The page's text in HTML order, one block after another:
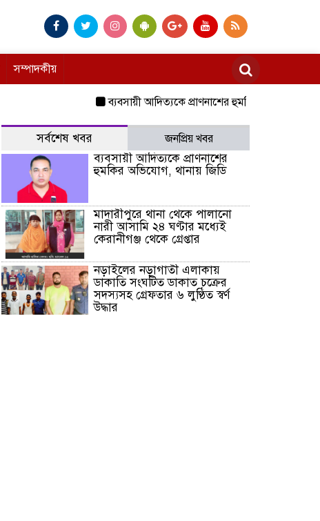
সম্পাদকীয়
ব্যবসায়ী আদিত্যকে প্রাণনাশের হুমকির অভিযোগ, থানায়
সর্বশেষ খবর জনপ্রিয় খবর
ব্যবসায়ী আদিত্যকে প্রাণনাশের
হুমকির অভিযোগ, থানায় জিডি
মাদারীপুরে থানা থেকে পালানো
নারী আসামি ২৪ ঘণ্টার মধ্যেই
কেরানীগঞ্জ থেকে গ্রেপ্তার
নড়াইলের নড়াগাতী এলাকায়
ডাকাতি সংঘটিত ডাকাত চক্রের
সদস্যসহ গ্রেফতার ৬ লুণ্ঠিত স্বর্ণ
উদ্ধার